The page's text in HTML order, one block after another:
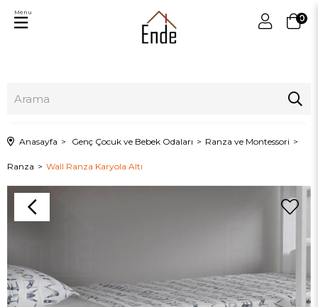
0
Menu
Anasayfa Genç Çocuk ve Bebek Odaları Ranza ve Montessori
Ranza Wall Ranza Karyola Altı